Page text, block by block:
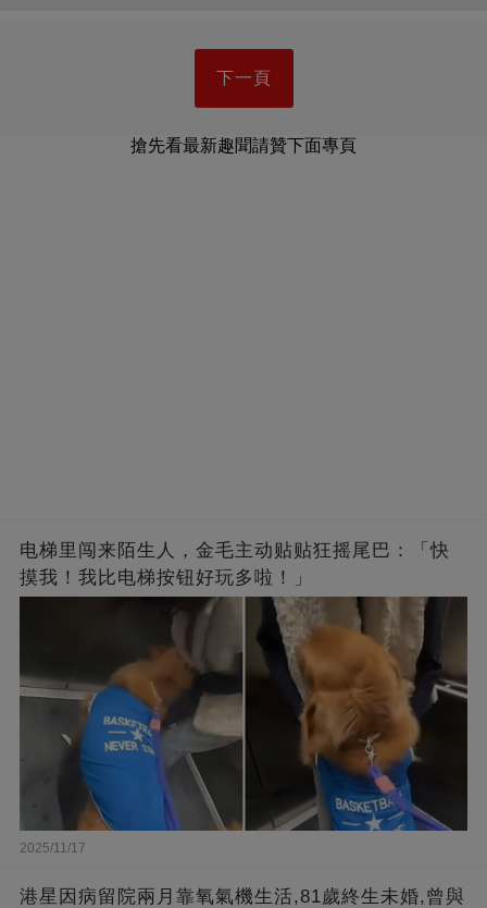
下一頁
搶先看最新趣聞請贊下面專頁
电梯里闯来陌生人，金毛主动贴贴狂摇尾巴：「快
摸我！我比电梯按钮好玩多啦！」
2025/11/17
港星因病留院兩月靠氧氣機生活,81歲終生未婚,曾與